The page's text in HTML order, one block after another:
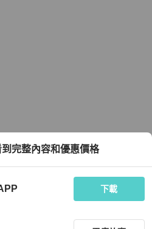
完整內容和優惠價格
下載